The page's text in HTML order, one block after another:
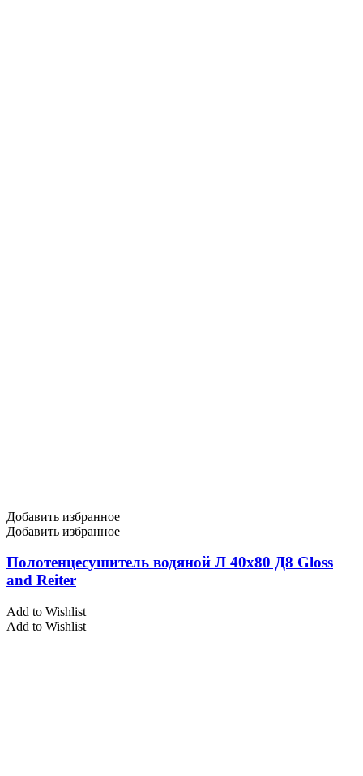
Добавить избранное
Добавить избранное
Полотенцесушитель водяной Л 40х80 Д8 Gloss
and Reiter
Add to Wishlist
Add to Wishlist